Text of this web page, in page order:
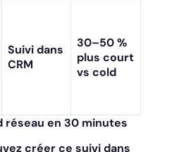
Suivi dans
CRM
30–50 %
plus court
vs cold
réseau en 30 minutes
créer ce suivi dans